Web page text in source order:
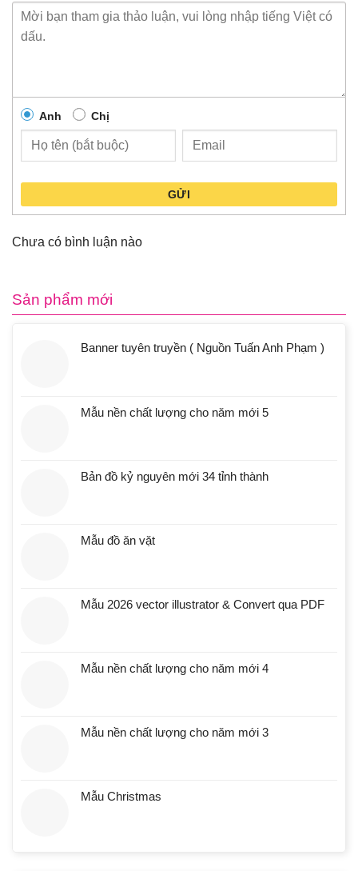
Anh Chị
GỬI
Chưa có bình luận nào
Sản phẩm mới
Banner tuyên truyền ( Nguồn Tuấn Anh Phạm )
Mẫu nền chất lượng cho năm mới 5
Bản đồ kỷ nguyên mới 34 tỉnh thành
Mẫu đồ ăn vặt
Mẫu 2026 vector illustrator & Convert qua PDF
Mẫu nền chất lượng cho năm mới 4
Mẫu nền chất lượng cho năm mới 3
Mẫu Christmas